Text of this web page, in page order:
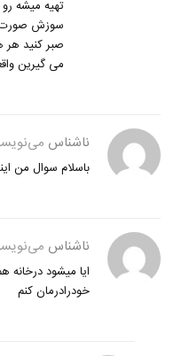
تهیه میشه
سوزش صورت
صبر کنید هر
می گیرین
ناشناس
باسلام سوال من
ناشناس
ایا میشود
خودرادرمان کنم